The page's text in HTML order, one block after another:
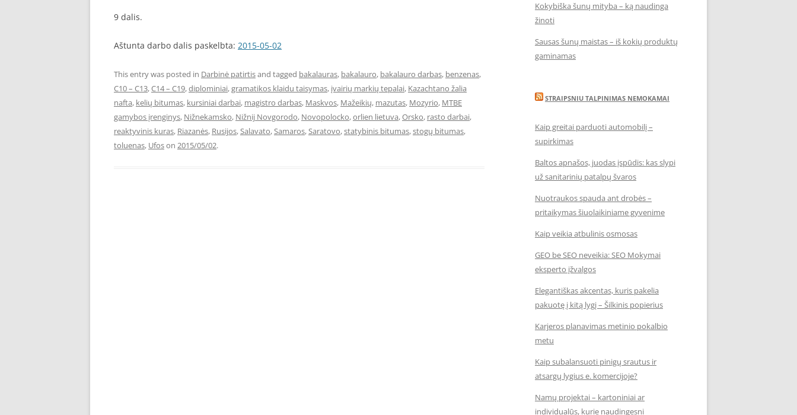
9 dalis.
Aštunta darbo dalis paskelbta: 2015-05-02
This entry was posted in Darbinė patirtisand tagged bakalauras, bakalauro, bakalauro darbas, benzenas,
C10 – C13,C14 – C19,diplominiai,gramatikos klaidu taisymas, įvairių markių tepalai, Kazachtano žalia
nafta, kelių bitumas, kursiniai darbai, magistro darbas, Maskvos, Mažeikių, mazutas, Mozyrio, MTBE
gamybos įrenginys, Nižnekamsko, Nižnij Novgorodo, Novopolocko,orlien lietuva,Orsko, rasto darbai,
reaktyvinis kuras, Riazanės, Rusijos,Salavato,Samaros,Saratovo,statybinis bitumas,stogų bitumas,
toluenas, Ufoson 2015/05/02.
Kokybiška šunų mityba – ką naudinga
žinoti
Sausas šunų maistas – iš kokių produktų
gaminamas
STRAIPSNIU TALPINIMAS NEMOKAMAI
Kaip greitai parduoti automobilį –
supirkimas
Baltos apnašos, juodas įspūdis: kas slypi
už sanitarinių patalpų švaros
Nuotraukos spauda ant drobės –
pritaikymas šiuolaikiniame gyvenime
Kaip veikia atbulinis osmosas
GEO be SEO neveikia: SEO Mokymai
eksperto įžvalgos
Elegantiškas akcentas, kuris pakelia
pakuotę į kitą lygį – Šilkinis popierius
Karjeros planavimas metinio pokalbio
metu
Kaip subalansuoti pinigų srautus ir
atsargų lygius e. komercijoje?
Namų projektai – kartoniniai ar
individualūs, kurie naudingesni